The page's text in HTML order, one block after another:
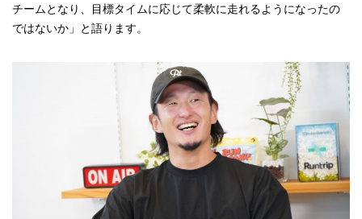
チームとなり、目標タイムに応じて柔軟に走れるようになったの
ではないか」と語ります。